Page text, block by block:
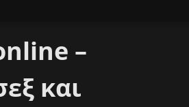
–
και